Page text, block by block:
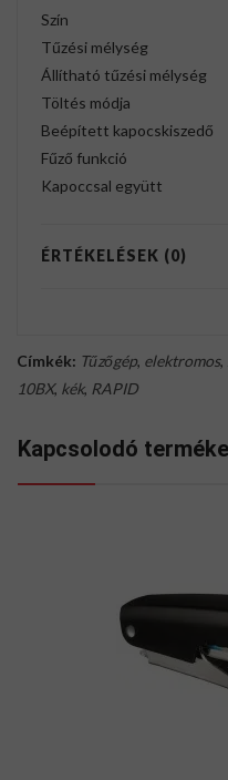
Szín
Tűzési mélység
Állítható tűzési mélység
Töltés módja
Beépített kapocskiszedő
Fűző funkció
Kapoccsal együtt
ÉRTÉKELÉSEK (0)
Címkék: Tűzőgép, elektromos,
10BX, kék, RAPID
Kapcsolodó